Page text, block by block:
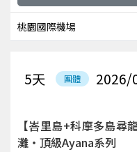
桃園國際機場
團體 2026/
5天
【峇里島+科摩多島尋
灘‧頂級Ayana系列